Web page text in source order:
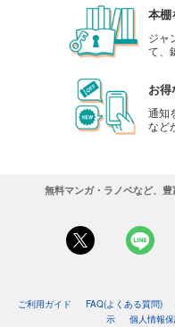
本棚
ジャ
て、
お得
通知
など
無料マンガ・ラノベなど、
ご利用ガイド FAQ(よくある質問)
示
個人情報